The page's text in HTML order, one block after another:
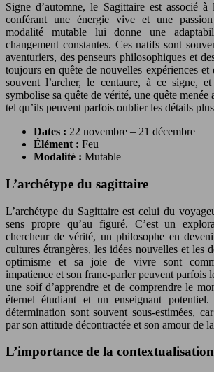
Signe d’automne, le Sagittaire est associé
conférant une énergie vive et une
modalité mutable lui donne une
changement constantes. Ces natifs sont
aventuriers, des penseurs philosophiques et
toujours en quête de nouvelles expériences et
souvent l’archer, le centaure, à ce signe,
symbolise sa quête de vérité, une quête menée
tel qu’ils peuvent parfois oublier les détails
Dates : 22 novembre – 21 décembre
Élément : Feu
Modalité : Mutable
L’archétype du sagittaire
L’archétype du Sagittaire est celui du
sens propre qu’au figuré. C’est un
chercheur de vérité, un philosophe en
cultures étrangères, les idées nouvelles et les
optimisme et sa joie de vivre sont
impatience et son franc-parler peuvent parfois
une soif d’apprendre et de comprendre le
éternel étudiant et un enseignant
détermination sont souvent sous-estimées,
par son attitude décontractée et son amour de
L’importance de la contextualisation